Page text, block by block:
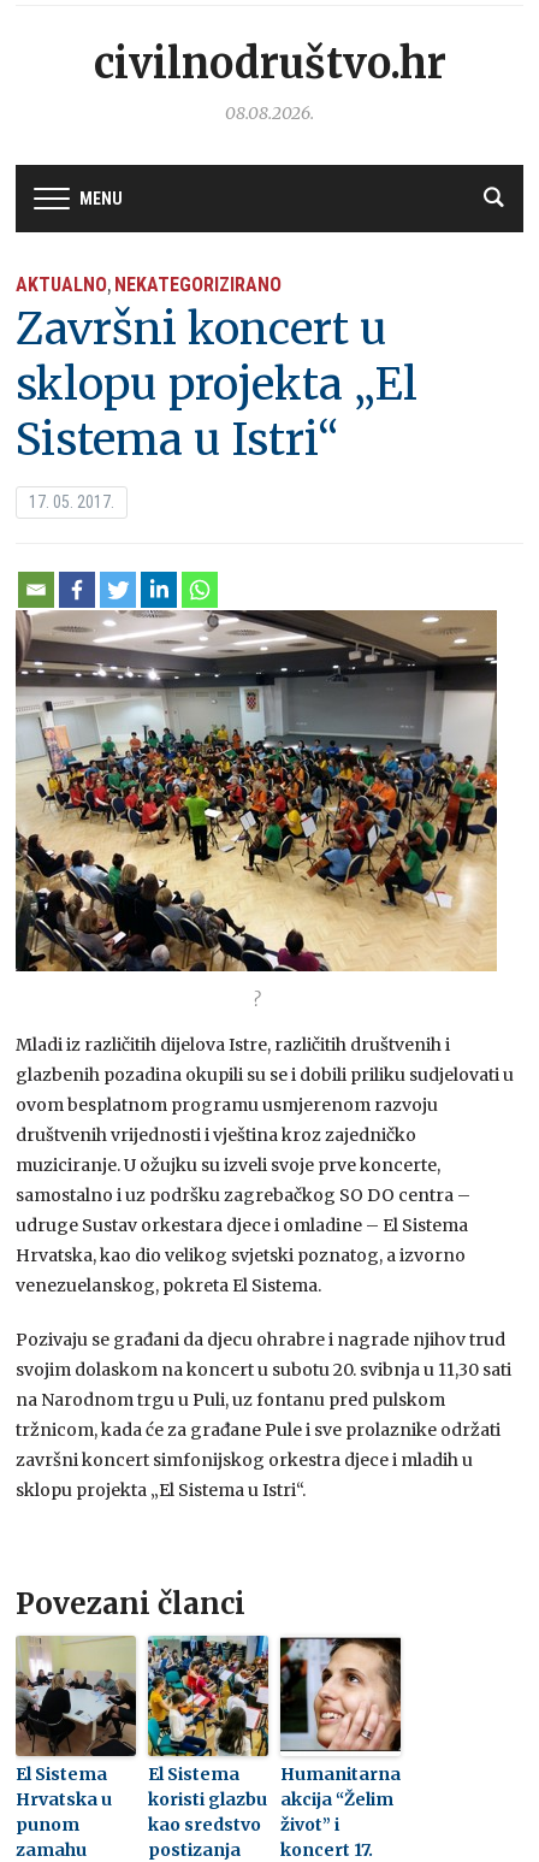
civilnodruštvo.hr
08.08.2026.
MENU
AKTUALNO, NEKATEGORIZIRANO
Završni koncert u
sklopu projekta „El
Sistema u Istri“
17. 05. 2017.
?
Mladi iz različitih dijelova Istre, različitih društvenih i
glazbenih pozadina okupili su se i dobili priliku sudjelovati u
ovom besplatnom programu usmjerenom razvoju
društvenih vrijednosti i vještina kroz zajedničko
muziciranje. U ožujku su izveli svoje prve koncerte,
samostalno i uz podršku zagrebačkog SO DO centra –
udruge Sustav orkestara djece i omladine – El Sistema
Hrvatska, kao dio velikog svjetski poznatog, a izvorno
venezuelanskog, pokreta El Sistema.
Pozivaju se građani da djecu ohrabre i nagrade njihov trud
svojim dolaskom na koncert u subotu 20. svibnja u 11,30 sati
na Narodnom trgu u Puli, uz fontanu pred pulskom
tržnicom, kada će za građane Pule i sve prolaznike održati
završni koncert simfonijskog orkestra djece i mladih u
sklopu projekta „El Sistema u Istri“.
Povezani članci
El Sistema
Hrvatska u
punom
zamahu
El Sistema
koristi glazbu
kao sredstvo
postizanja
Humanitarna
akcija “Želim
život” i
koncert 17.